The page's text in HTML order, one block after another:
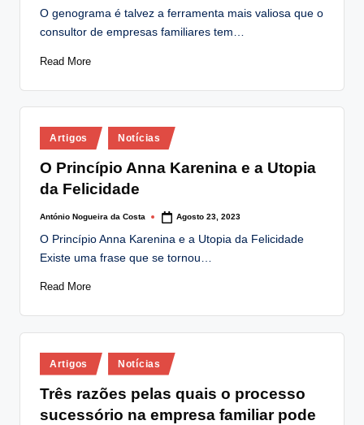
O genograma é talvez a ferramenta mais valiosa que o
consultor de empresas familiares tem…
Read More
Posted
in
Artigos Notícias
O Princípio Anna Karenina e a Utopia
da Felicidade
Posted
António Nogueira da Costa Agosto 23, 2023
O Princípio Anna Karenina e a Utopia da Felicidade
Existe uma frase que se tornou…
Read More
Posted
in
Artigos Notícias
Três razões pelas quais o processo
sucessório na empresa familiar pode